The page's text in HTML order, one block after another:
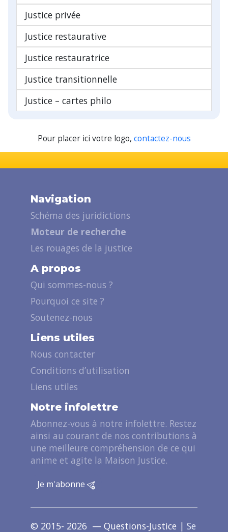
Justice privée
Justice restaurative
Justice restauratrice
Justice transitionnelle
Justice – cartes philo
Pour placer ici votre logo, contactez-nous
Navigation
Schéma des juridictions
Moteur de recherche
Les rouages de la justice
A propos
Qui sommes-nous ?
Pourquoi ce site ?
Soutenez-nous
Liens utiles
Nous contacter
Conditions d’utilisation
Liens utiles
Notre infolettre
Abonnez-vous à notre infolettre. Restez
ainsi au courant de nos contributions à
une meilleure compréhension de ce qui
anime et agite la Maison Justice.
Je m'abonne
© 2015- 2026 — Questions-Justice | Se